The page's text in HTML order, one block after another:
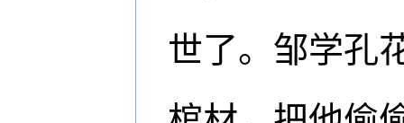
世了。邹学孔